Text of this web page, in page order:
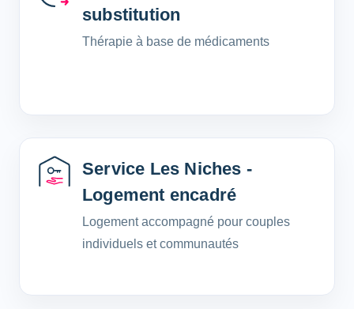
substitution
Thérapie à base de médicaments
Service Les Niches -
Logement encadré
Logement accompagné pour couples
individuels et communautés